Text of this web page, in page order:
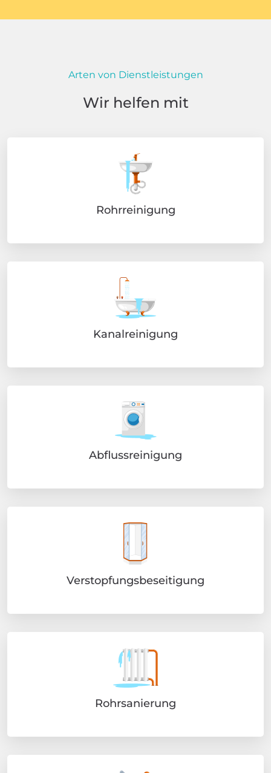
Arten von Dienstleistungen
Wir helfen mit
Rohrreinigung
Kanalreinigung
Abflussreinigung
Verstopfungsbeseitigung
Rohrsanierung